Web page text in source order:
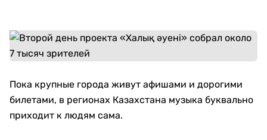
Пока крупные города живут афишами и дорогими
билетами, в регионах Казахстана музыка буквально
приходит к людям сама.